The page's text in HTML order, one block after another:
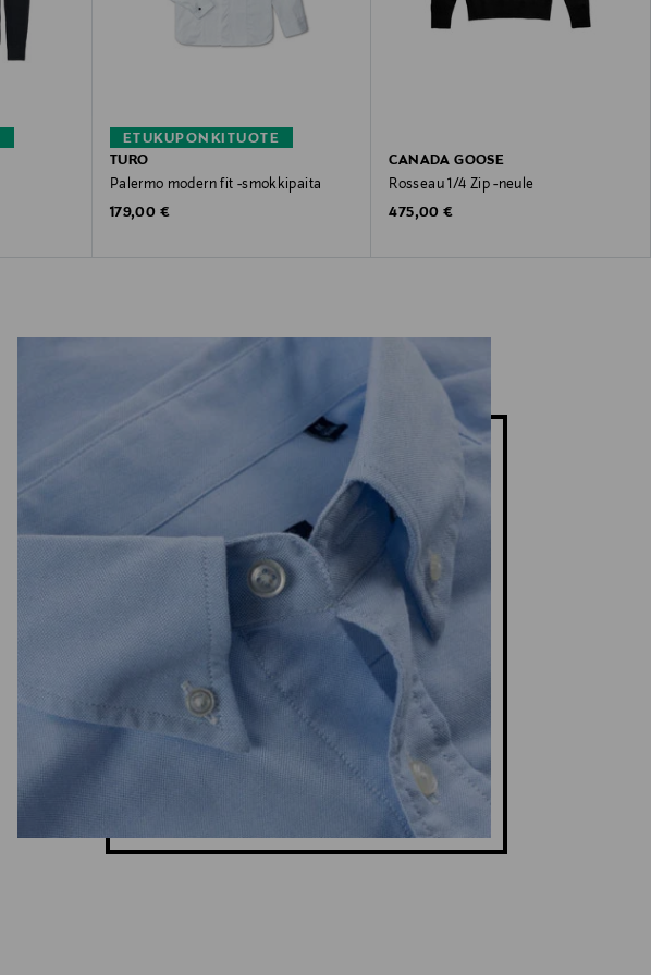
ETUKUPONKITUOTE
TURO
Palermo modern fit -smokkipaita
Original Price
179,00 €
CANADA GOOSE
Rosseau 1/4 Zip -neule
Original Price
475,00 €